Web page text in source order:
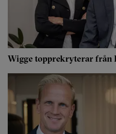
Wigge topprekryterar från